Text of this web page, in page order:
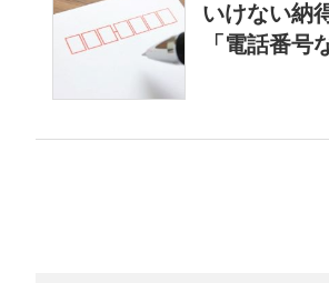
いけない納
「電話番号